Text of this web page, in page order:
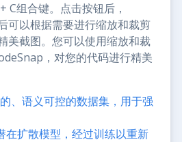
组合键。点击按钮后，
可以根据需要进行缩放和裁剪
美截图。您可以使用缩放和裁
，对您的代码进行精美
、语义可控的数据集，用于强
扩散模型，经过训练以重新